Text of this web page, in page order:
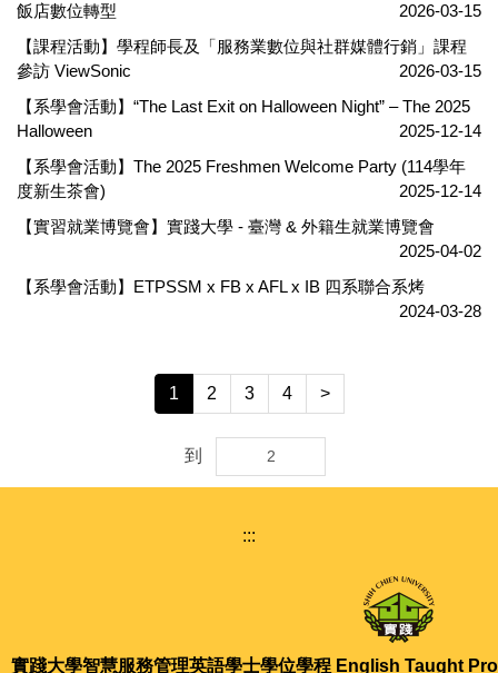
飯店數位轉型
2026-03-15
【課程活動】學程師長及「服務業數位與社群媒體行銷」課程
參訪 ViewSonic
2026-03-15
【系學會活動】“The Last Exit on Halloween Night” – The 2025
Halloween
2025-12-14
【系學會活動】The 2025 Freshmen Welcome Party (114學年
度新生茶會)
2025-12-14
【實習就業博覽會】實踐大學 - 臺灣 & 外籍生就業博覽會
2025-04-02
【系學會活動】ETPSSM x FB x AFL x IB 四系聯合系烤
2024-03-28
1 2 3 4 >
到
:::
實踐大學智慧服務管理英語學士學位學程 English Taught